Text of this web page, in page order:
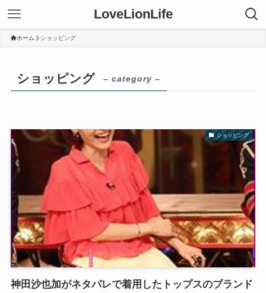
LoveLionLife
ホーム ショッピング
ショッピング – category –
ショッピング
神田沙也加がネタパレで着用したトップスのブランド